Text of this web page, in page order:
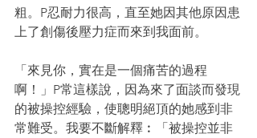
粗。P忍耐力很高，直至她因其他原因患
上了創傷後壓力症而來到我面前。
「來見你，實在是一個痛苦的過程
啊！」P常這樣說，因為來了面談而發現
的被操控經驗，使聰明絕頂的她感到非
常難受。我要不斷解釋︰「被操控並非